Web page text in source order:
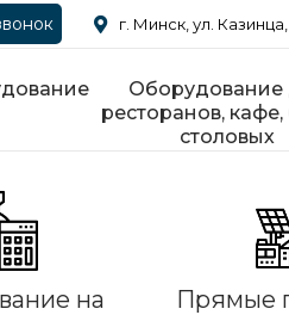
г. Минск, ул.
Оборудование
ресторанов, кафе,
столовых
на
Прямые